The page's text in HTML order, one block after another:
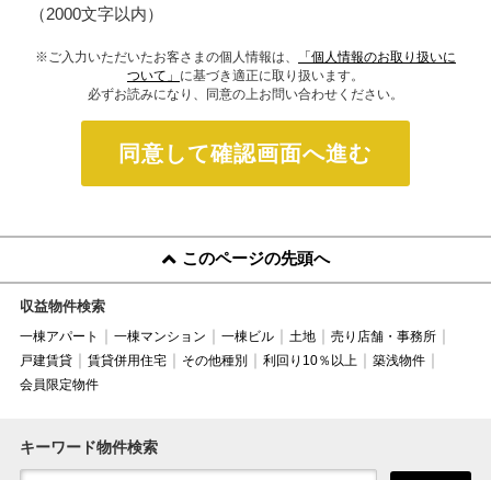
（2000文字以内）
※ご入力いただいたお客さまの個人情報は、
「個人情報のお取り扱いに
ついて」 に基づき適正に取り扱います。
必ずお読みになり、同意の上お問い合わせください。
同意して確認画面へ進む
このページの先頭へ
収益物件検索
一棟アパート 一棟マンション 一棟ビル 土地
売り店舗・事務所
戸建賃貸
賃貸併用住宅 その他種別 利回り10％以上
築浅物件
会員限定物件
キーワード物件検索